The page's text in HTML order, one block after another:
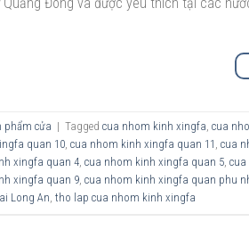
phẩm cửa | Tagged cua nhom kinh xingfa, cua
quan 10, cua nhom kinh xingfa quan 11 , cua
xingfa quan 4, cua nhom kinh xingfa quan 5,
xingfa quan 9, cua nhom kinh xingfa quan phu
Long An, tho lap cua nhom kinh xingfa